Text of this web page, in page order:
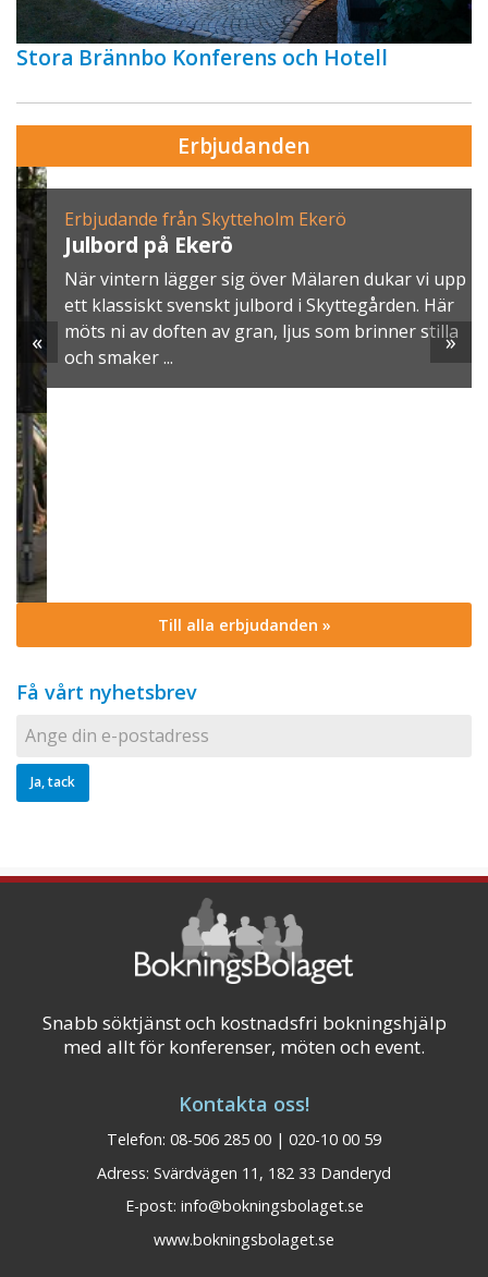
Stora Brännbo Konferens och Hotell
Erbjudanden
Erbjudande från Skytteholm Ekerö
Julbord på Ekerö
När vintern lägger sig över Mälaren dukar vi upp
ett klassiskt svenskt julbord i Skyttegården. Här
möts ni av doften av gran, ljus som brinner stilla
och smaker ...
« »
Till alla erbjudanden »
Få vårt nyhetsbrev
Snabb söktjänst och kostnadsfri bokningshjälp
med allt för konferenser, möten och event.
Kontakta oss!
Telefon: 08-506 285 00 | 020-10 00 59
Adress: Svärdvägen 11, 182 33 Danderyd
E-post: info@bokningsbolaget.se
www.bokningsbolaget.se